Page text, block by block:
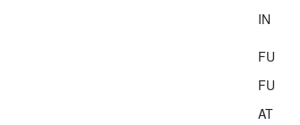
IN
FU
FU
AT